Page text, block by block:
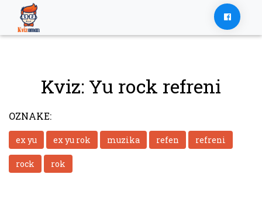
content
Kviz: Yu rock refreni
OZNAKE:
ex yu ex yu rok muzika refen refreni
rock rok